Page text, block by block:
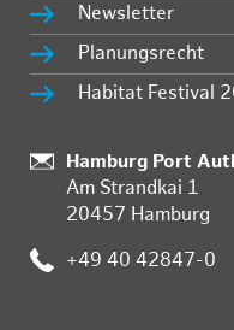
Newsletter
Planungsrecht
Habitat Festival
:
Hamburg Port
Am Strandkai 1
20457 Hamburg
: +49 40 42847-0